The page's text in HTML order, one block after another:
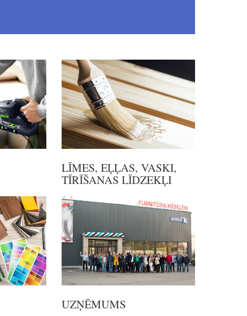
LĪMES, EĻĻAS, VASKI,
TĪRĪŠANAS LĪDZEKĻI
UZŅĒMUMS